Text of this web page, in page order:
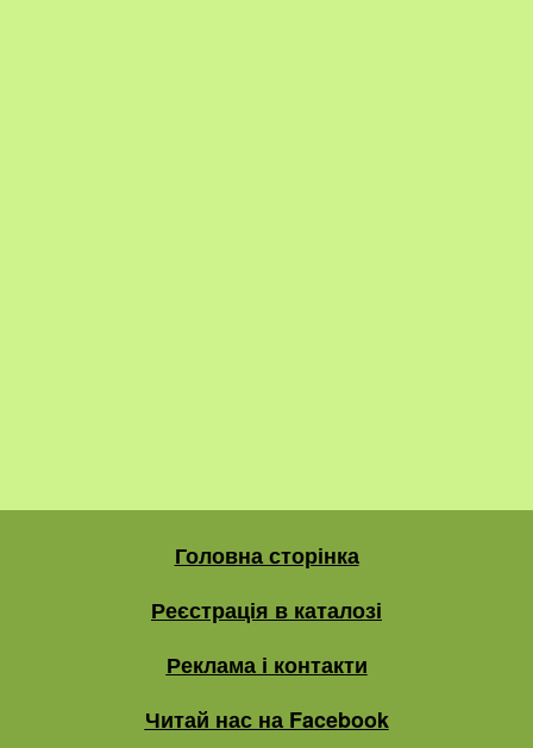
Головна сторінка
Реєстрація в каталозі
Реклама і контакти
Читай нас на Facebook